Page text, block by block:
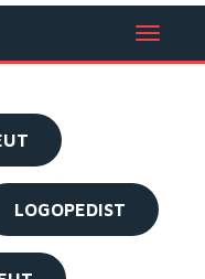
T
o
a
i
LOGOPEDIST